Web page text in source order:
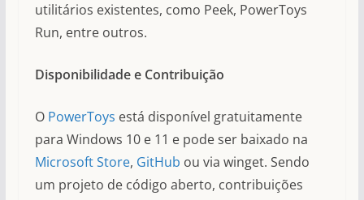
utilitários existentes, como Peek, PowerToys
Run, entre outros.
Disponibilidade e Contribuição
O PowerToys está disponível gratuitamente
para Windows 10 e 11 e pode ser baixado na
Microsoft Store, GitHub ou via winget. Sendo
um projeto de código aberto, contribuições